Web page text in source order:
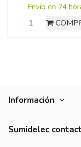
Envío en 24
Información
Sumidelec